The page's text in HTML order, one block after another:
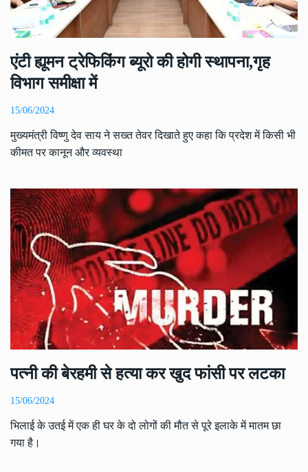
एंटी ह्यूमन ट्रेफिकिंग ब्यूरो की होगी स्थापना,गृह
विभाग समीक्षा में
15/06/2024
मुख्यमंत्री विष्णु देव साय ने सख्त तेवर दिखाते हुए कहा कि प्रदेश में किसी भी
कीमत पर कानून और व्यवस्था
पत्नी की बेरहमी से हत्या कर खुद फांसी पर लटका
15/06/2024
भिलाई के उतई में एक ही घर के दो लोगों की मौत से पूरे इलाके में मातम छा
गया है।